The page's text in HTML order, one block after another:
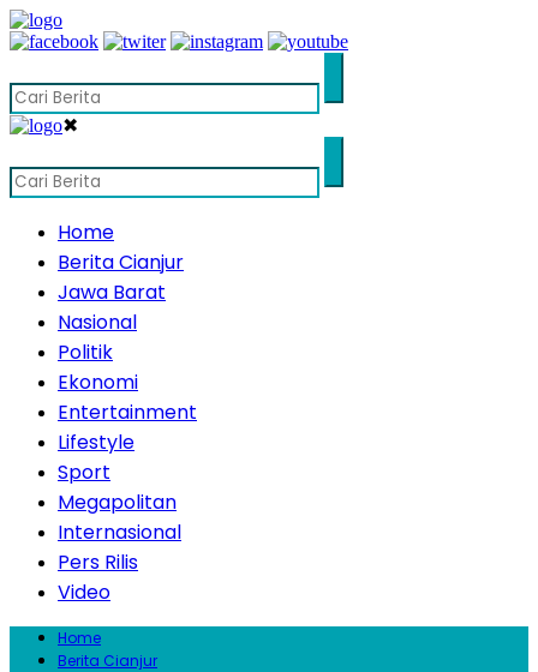
✖
Home
Berita Cianjur
Jawa Barat
Nasional
Politik
Ekonomi
Entertainment
Lifestyle
Sport
Megapolitan
Internasional
Pers Rilis
Video
Home
Berita Cianjur